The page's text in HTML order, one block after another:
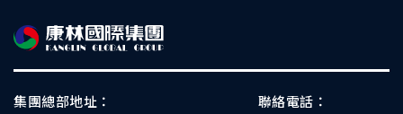
集團總部地址：
聯絡電話：